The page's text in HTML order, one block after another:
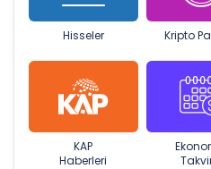
Hisseler Kripto
KAP
Haberleri